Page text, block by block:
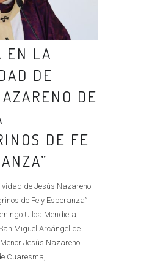
EN LA
DE
DE
DE FE
de Jesús Nazareno
de Fe y Esperanza”
Ulloa Mendieta,
Miguel Arcángel de
Jesús Nazareno
Cuaresma,...